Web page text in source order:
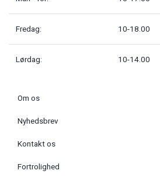
Fredag: 10-18.00
Lørdag: 10-14.00
Om os
Nyhedsbrev
Kontakt os
Fortrolighed